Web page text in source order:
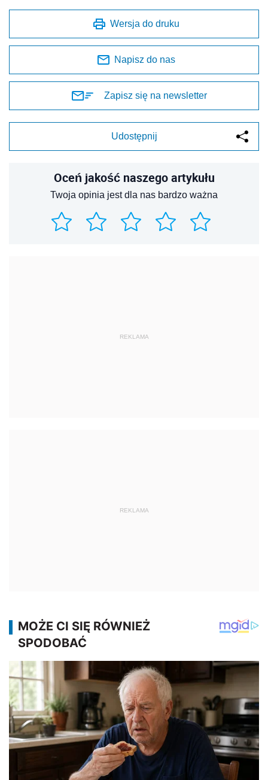
Wersja do druku
Napisz do nas
Zapisz się na newsletter
Udostępnij
Oceń jakość naszego artykułu
Twoja opinia jest dla nas bardzo ważna
REKLAMA
REKLAMA